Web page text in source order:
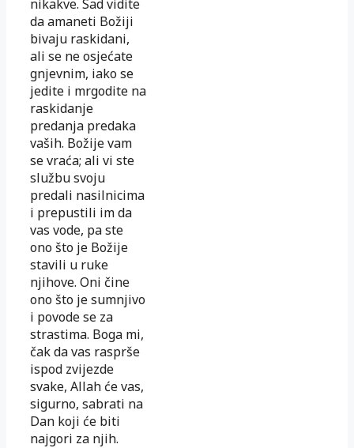
nikakve. Sad vidite
da amaneti Božiji
bivaju raskidani,
ali se ne osjećate
gnjevnim, iako se
jedite i mrgodite na
raskidanje
predanja predaka
vaših. Božije vam
se vraća; ali vi ste
službu svoju
predali nasilnicima
i prepustili im da
vas vode, pa ste
ono što je Božije
stavili u ruke
njihove. Oni čine
ono što je sumnjivo
i povode se za
strastima. Boga mi,
čak da vas rasprše
ispod zvijezde
svake, Allah će vas,
sigurno, sabrati na
Dan koji će biti
najgori za njih.